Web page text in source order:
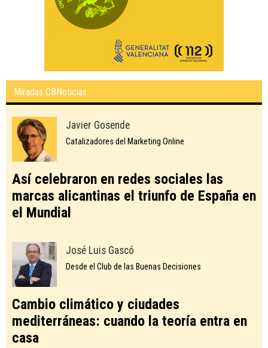
Miradas CBNoticias
Javier Gosende
Catalizadores del Marketing Online
Así celebraron en redes sociales las
marcas alicantinas el triunfo de España en
el Mundial
José Luis Gascó
Desde el Club de las Buenas Decisiones
Cambio climático y ciudades
mediterráneas: cuando la teoría entra en
casa